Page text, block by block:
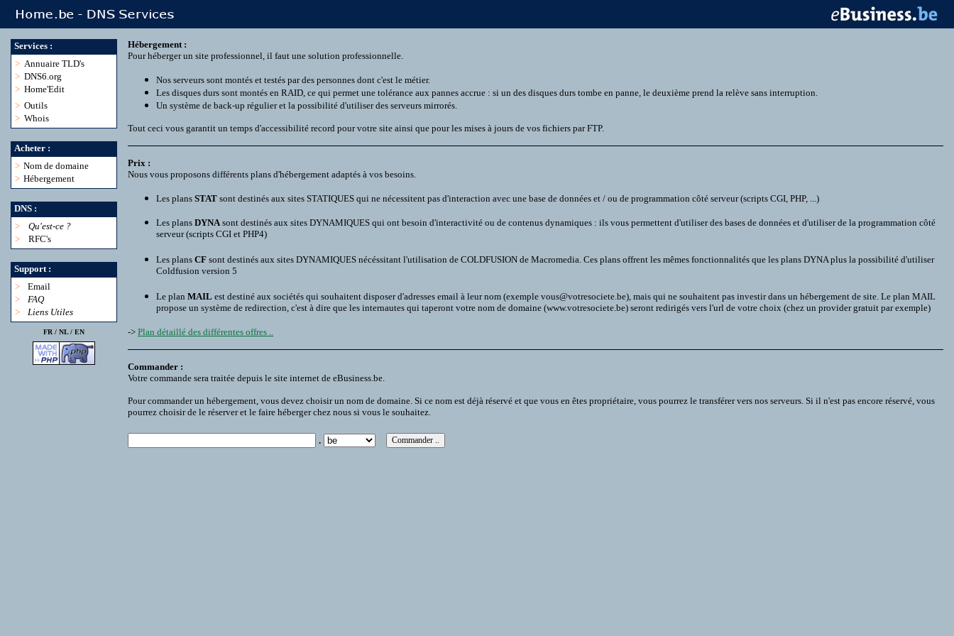
Services :
> Annuaire TLD's
> DNS6.org
> Home'Edit
> Outils
> Whois
Acheter :
> Nom de domaine
> Hébergement
DNS :
>
Qu'est-ce ?
>
RFC's
Support :
>
Email
>
FAQ
>
Liens Utiles
FR / NL/ EN
Hébergement :
Pour héberger un site professionnel, il faut une solution professionnelle.
Nos serveurs sont montés et testés par des personnes dont c'est le métier.
Les disques durs sont montés en RAID, ce qui permet une tolérance aux pannes accrue : si un des disques durs tombe en panne, le deuxième prend la relève sans interruption.
Un système de back-up régulier et la possibilité d'utiliser des serveurs mirrorés.
Tout ceci vous garantit un temps d'accessibilité record pour votre site ainsi que pour les mises à jours de vos fichiers par FTP.
Prix :
Nous vous proposons différents plans d'hébergement adaptés à vos besoins.
Les plans STAT sont destinés aux sites STATIQUES qui ne nécessitent pas d'interaction avec une base de données et / ou de programmation côté serveur (scripts CGI, PHP, ...)
Les plans DYNAsont destinés aux sites DYNAMIQUES qui ont besoin d'interactivité ou de contenus dynamiques : ils vous permettent d'utiliser des bases de données et d'utiliser de la programmation côté
serveur (scripts CGI et PHP4)
Les plans CF sont destinés aux sites DYNAMIQUES nécéssitant l'utilisation de COLDFUSION de Macromedia. Ces plans offrent les mêmes fonctionnalités que les plans DYNA plus la possibilité d'utiliser
Coldfusion version 5
Le plan MAIL est destiné aux sociétés qui souhaitent disposer d'adresses email à leur nom (exemple vous@votresociete.be), mais qui ne souhaitent pas investir dans un hébergement de site. Le plan MAIL
propose un système de redirection, c'est à dire que les internautes qui taperont votre nom de domaine (www.votresociete.be) seront redirigés vers l'url de votre choix (chez un provider gratuit par exemple)
-> Plan détaillé des différentes offres ..
Commander :
Votre commande sera traitée depuis le site internet de eBusiness.be.
Pour commander un hébergement, vous devez choisir un nom de domaine. Si ce nom est déjà réservé et que vous en êtes propriétaire, vous pourrez le transférer vers nos serveurs. Si il n'est pas encore réservé, vous
pourrez choisir de le réserver et le faire héberger chez nous si vous le souhaitez.
.